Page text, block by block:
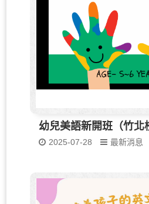
幼兒美語新開班（竹北
2025-07-28 最新消息